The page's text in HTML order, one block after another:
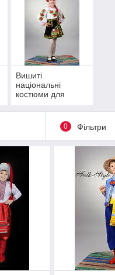
Вишиті
національні
костюми для
0 Фільтри